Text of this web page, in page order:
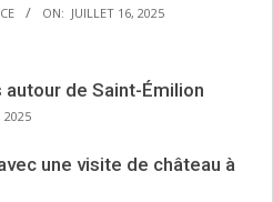
ON: JUILLET 16, 2025
de Saint-Émilion
2025
une visite de château à